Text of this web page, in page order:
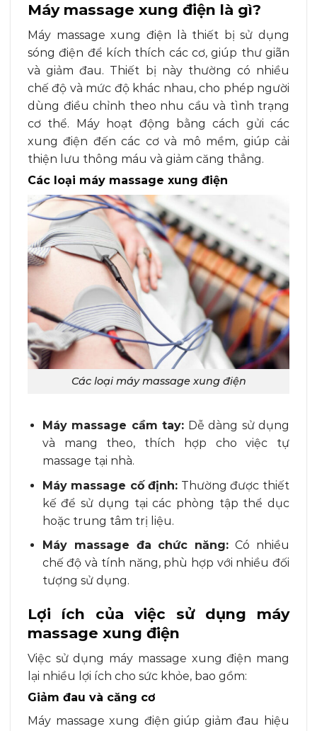
Máy massage xung điện là gì?
Máy massage xung điện là thiết bị sử dụng
sóng điện để kích thích các cơ, giúp thư giãn
và giảm đau. Thiết bị này thường có nhiều
chế độ và mức độ khác nhau, cho phép người
dùng điều chỉnh theo nhu cầu và tình trạng
cơ thể. Máy hoạt động bằng cách gửi các
xung điện đến các cơ và mô mềm, giúp cải
thiện lưu thông máu và giảm căng thẳng.
Các loại máy massage xung điện
Các loại máy massage xung điện
Máy massage cầm tay: Dễ dàng sử dụng
và mang theo, thích hợp cho việc tự
massage tại nhà.
Máy massage cố định: Thường được thiết
kế để sử dụng tại các phòng tập thể dục
hoặc trung tâm trị liệu.
Máy massage đa chức năng: Có nhiều
chế độ và tính năng, phù hợp với nhiều đối
tượng sử dụng.
Lợi ích của việc sử dụng máy
massage xung điện
Việc sử dụng máy massage xung điện mang
lại nhiều lợi ích cho sức khỏe, bao gồm:
Giảm đau và căng cơ
Máy massage xung điện giúp giảm đau hiệu